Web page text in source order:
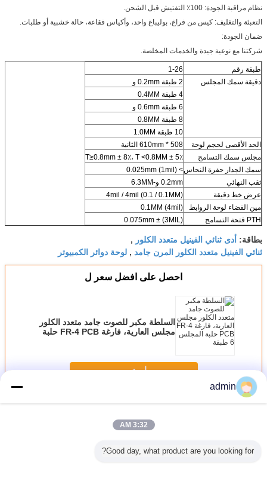
نظام مراقبة الجودة: 100٪ التفتيش قبل الشحن.
التعبئة والتغليف: كيس من فراغ، بوليباغ واحد، وأكياس فقاعة، حالة خشبية أو طلبات.
ضمان الجودة:
شركتنا مع نوعية جيدة والخدمات المخلصة.
طبقة رقم
1-26
دقيقة سمك المجلس
2 طبقة 0.2mm و
4 طبقة 0.4MM
6 طبقة 0.6mm و
8 طبقة 0.8MM
10 طبقة 1.0MM
الحد الأقصى لحجم لوحة
508 * 610mm الثانية
مجلس سمك التسامح
T≥0.8mm ± 8٪، T <0.8MM ± 5٪
سمك الجدار حفرة النحاس> 0.025mm (1mil)
ثقب النهائي
0.2mm و-6.3MM
عرض خط دقيقة
4mil / 4mil (0.1 / 0.1MM)
مين الفضاء لوحة الروابط
0.1MM (4mil)
PTH فتحة التسامح
0.075mm ± (3MIL)
بطاقة: أدى ثنائي الفينيل متعدد الكلور ,
ثنائي الفينيل متعدد الكلور المرن جامد , لوحة دوائر الكمبيوتر
احصل على افضل سعر ل
السلطة مكبر للصوت جامد متعدد الكلور
مجلس العارية، فارغة FR-4 PCB حلبة
استمر
أكثرالمجلس ثنائي الفينيل متعدد الكلور جامدة
admin
3:32 AM
Good day, what product are you looking for?